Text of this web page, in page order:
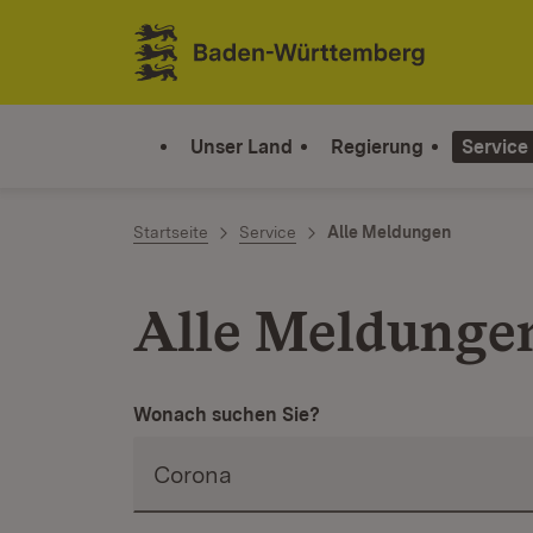
Zum Inhalt springen
Link zur Startseite
Unser Land Regierung Service
Startseite Service Alle Meldungen
Alle
Wonach suchen Sie?